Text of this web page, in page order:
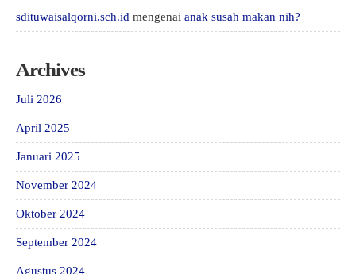
sdituwaisalqorni.sch.id mengenai anak susah makan nih?
Archives
Juli 2026
April 2025
Januari 2025
November 2024
Oktober 2024
September 2024
Agustus 2024